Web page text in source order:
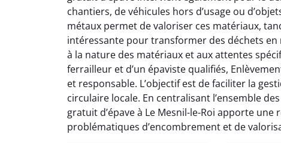
chantiers, de véhicules hors d’usage ou
métaux permet de valoriser ces matériaux,
intéressante pour transformer des déchets
à la nature des matériaux et aux attentes
ferrailleur et d’un épaviste qualifiés,
et responsable. L’objectif est de faciliter la
circulaire locale. En centralisant l’ensemble
gratuit d’épave à Le Mesnil-le-Roi apporte
problématiques d’encombrement et de
21
Le
travaillé
et
notre
prêt
projet